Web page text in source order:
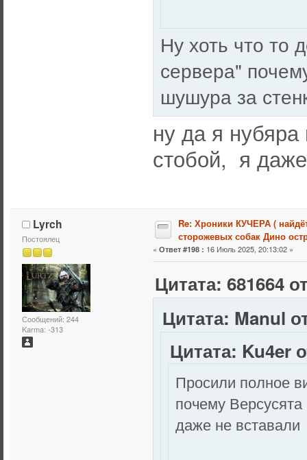
Ну хоть что то
сервера"
шушура за
ну да я
стобой, я
Lyrch
Постоялец
Сообщений: 244
Karma: -313
Re: Хроники КУЧЕРА (
сторожевых собак Дино
« Ответ #198 : 16 Июль 2025, 20:13:02 »
Цитата: 681664
Цитата: Manul
Цитата: Ku4er
Просили полное
почему
даже не